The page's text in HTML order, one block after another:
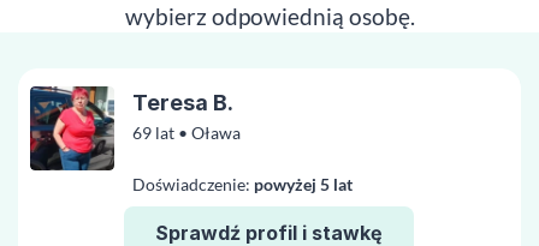
wybierz odpowiednią osobę.
69 lat • Oława
Doświadczenie: powyżej 5 lat
Sprawdź profil i stawkę
Teresa B.